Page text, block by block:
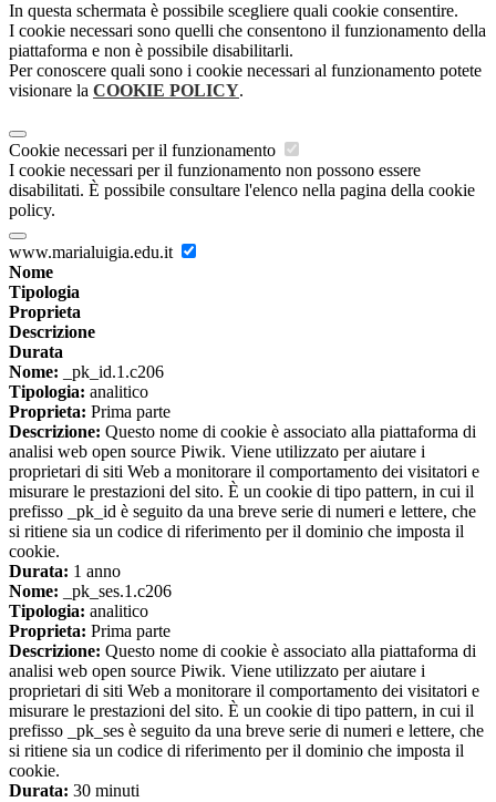
In questa schermata è possibile scegliere quali cookie consentire.
I cookie necessari sono quelli che consentono il funzionamento della
piattaforma e non è possibile disabilitarli.
Per conoscere quali sono i cookie necessari al funzionamento potete
visionare la COOKIE POLICY.
Cookie necessari per il funzionamento
I cookie necessari per il funzionamento non possono essere
disabilitati. È possibile consultare l'elenco nella pagina della cookie
policy.
www.marialuigia.edu.it
Nome
Tipologia
Proprieta
Descrizione
Durata
Nome: _pk_id.1.c206
Tipologia: analitico
Proprieta: Prima parte
Descrizione: Questo nome di cookie è associato alla piattaforma di
analisi web open source Piwik. Viene utilizzato per aiutare i
proprietari di siti Web a monitorare il comportamento dei visitatori e
misurare le prestazioni del sito. È un cookie di tipo pattern, in cui il
prefisso _pk_id è seguito da una breve serie di numeri e lettere, che
si ritiene sia un codice di riferimento per il dominio che imposta il
cookie.
Durata: 1 anno
Nome: _pk_ses.1.c206
Tipologia: analitico
Proprieta: Prima parte
Descrizione: Questo nome di cookie è associato alla piattaforma di
analisi web open source Piwik. Viene utilizzato per aiutare i
proprietari di siti Web a monitorare il comportamento dei visitatori e
misurare le prestazioni del sito. È un cookie di tipo pattern, in cui il
prefisso _pk_ses è seguito da una breve serie di numeri e lettere, che
si ritiene sia un codice di riferimento per il dominio che imposta il
cookie.
Durata: 30 minuti